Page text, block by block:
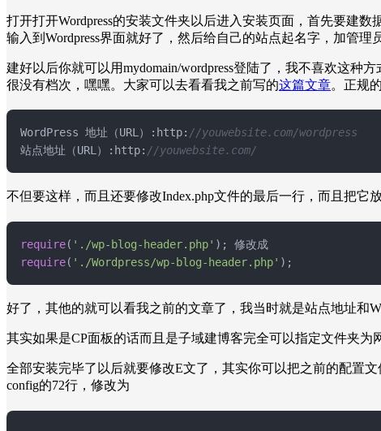
打开打开Wordpress的安装文件夹以后进入安装页面，首先要建
输入到Wordpress界面就好了，然后给自己的站点起名字，加管理
建好以后你就可以用mydomain/wordpress登陆了，我不喜欢这种
很没有档次，嘿嘿。大家可以去看看我之前写的这篇文章。正规
WordPress 地址（URL）:http: //youwebsite.com/wordpress
站点地址（URL）:http: //youwebsite.com/
不但要这样，而且还要修改Index.php文件的最后一行，而且把它
require( './wp-blog-header.php'
); 修改成
require( './Wordpress/wp-blog-header.php' );
好了，其他的就可以看我之前的文章了，我当时就是站点地址和
其实如果是CP面板的话而且是子域建博客完全可以指定文件夹为
全部安装完毕了以后就要修改E文了，其实你可以把之前的配置
config的72行，修改为